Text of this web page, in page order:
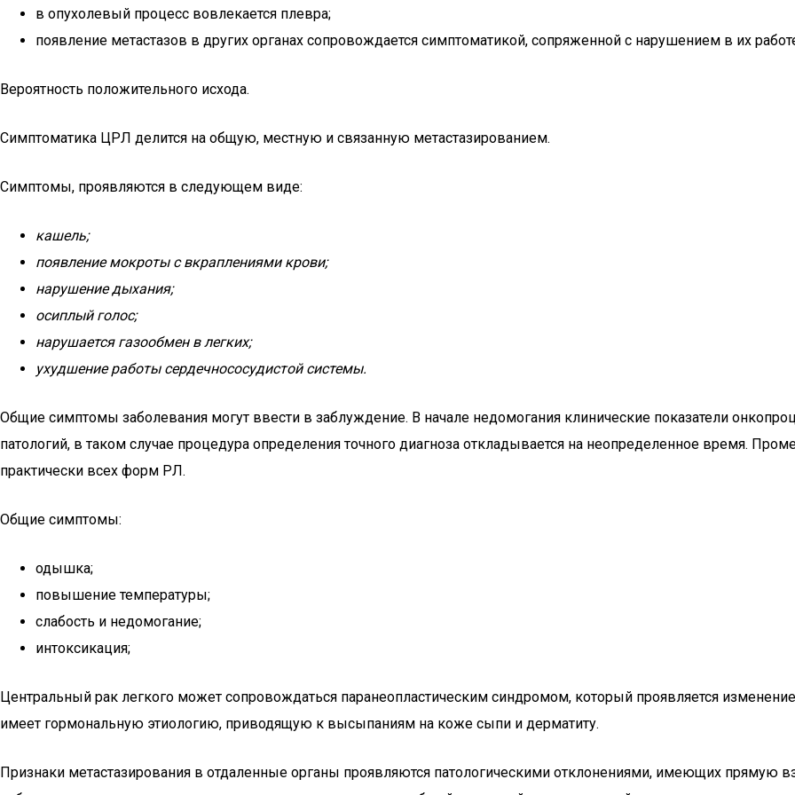
в опухолевый процесс вовлекается плевра;
появление метастазов в других органах сопровождается симптоматикой, сопряженной с нарушением в их
Вероятность положительного исхода.
Симптоматика ЦРЛ делится на общую, местную и связанную метастазированием.
Симптомы, проявляются в следующем виде:
кашель;
появление мокроты с вкраплениями крови;
нарушение дыхания;
осиплый голос;
нарушается газообмен в легких;
ухудшение работы сердечнососудистой системы.
Общие симптомы заболевания могут ввести в заблуждение. В начале недомогания клинические показатели
патологий, в таком случае процедура определения точного диагноза откладывается на неопределенное время.
практически всех форм РЛ.
Общие симптомы:
одышка;
повышение температуры;
слабость и недомогание;
интоксикация;
Центральный рак легкого может сопровождаться паранеопластическим синдромом, который проявляется
имеет гормональную этиологию, приводящую к высыпаниям на коже сыпи и дерматиту.
Признаки метастазирования в отдаленные органы проявляются патологическими отклонениями, имеющих